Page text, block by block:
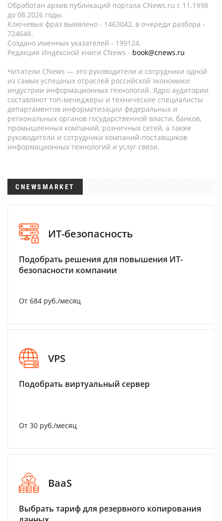
Обработан архив публикаций портала CNews.ru c 11.1998
до 08.2026 годы.
Ключевых фраз выявлено - 1463042, в очереди разбора -
724648.
Создано именных указателей - 199124.
Редакция Индексной книги CNews - book@cnews.ru
Читатели CNews — это руководители и сотрудники одной
из самых успешных отраслей российской экономики:
индустрии информационных технологий. Ядро аудитории
составляют топ-менеджеры и технические специалисты
департаментов информатизации федеральных и
региональных органов государственной власти, банков,
промышленных компаний, розничных сетей, а также
руководители и сотрудники компаний-поставщиков
информационных технологий и услуг связи.
CNEWSMARKET
ИТ-безопасность
Подобрать решения для повышения ИТ-
безопасности компании
От 684 руб./месяц
VPS
Подобрать виртуальный сервер
От 30 руб./месяц
BaaS
Выбрать тариф для резервного копирования